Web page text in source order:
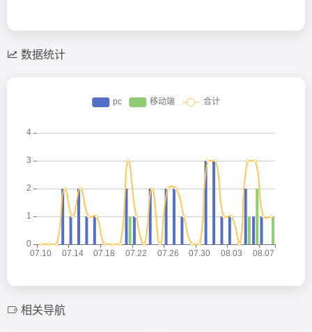
数据统计
相关导航